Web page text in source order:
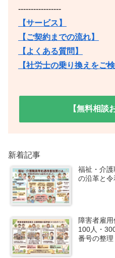
-----------------
【サービス】
【ご契約までの流れ】
【よくある質問】
【社労士の乗り換えをご
【無料相談
新着記事
福祉・介
の沿革と
障害者雇
100人・
番号の整理